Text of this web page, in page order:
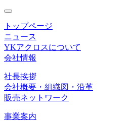
toggle
navigation
トップページ
ニュース
YKアクロスについて
会社情報
社長挨拶
会社概要・組織図・沿革
販売ネットワーク
事業案内